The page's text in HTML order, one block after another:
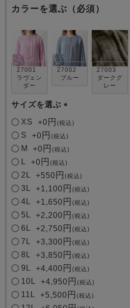
売れ筋ランキング
- Item Ranking -
すべてのデザインのパジャマ
カラーを選ぶ（必須）
27001
ラヴェン
ダー
27002
ブルー
27003
ダークグ
レー
サイズを選ぶ
(
)
XS +0 税込
S +0 税込
M +0 税込
+0 税込
2L +550 税込
3L +1,100 税込
4L +1,650 税込
5L +2,200 税込
6L +2,750 税込
7L +3,300 税込
8L +3,850 税込
9L +4,400 税込
10L +4,950 税込
11L +5,500 税込